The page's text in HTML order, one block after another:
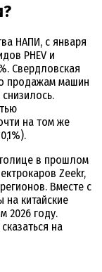
НАПИ, с января
PHEV и
Свердловская
продажам машин
на том же
в прошлом
Zeekr,
Вместе с
китайские
2026 году.
на